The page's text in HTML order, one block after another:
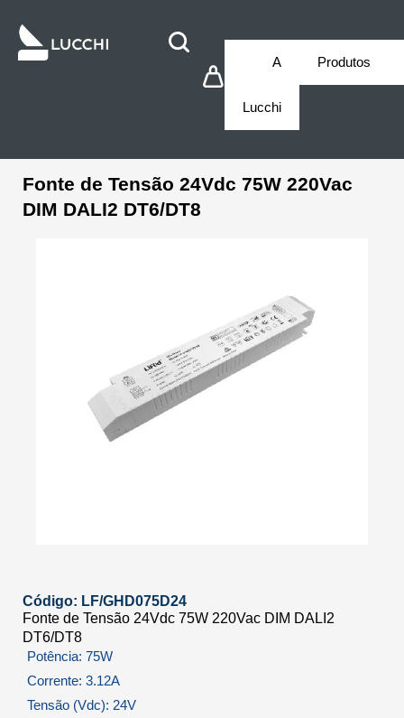
A
Lucchi
Produtos
Fonte de Tensão 24Vdc 75W 220Vac
DIM DALI2 DT6/DT8
Código: LF/GHD075D24
Fonte de Tensão 24Vdc 75W 220Vac DIM DALI2
DT6/DT8
Potência: 75W
Corrente: 3.12A
Tensão (Vdc): 24V